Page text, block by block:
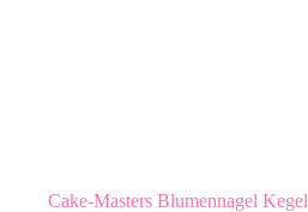
Cake-Masters Blumennagel Kegel